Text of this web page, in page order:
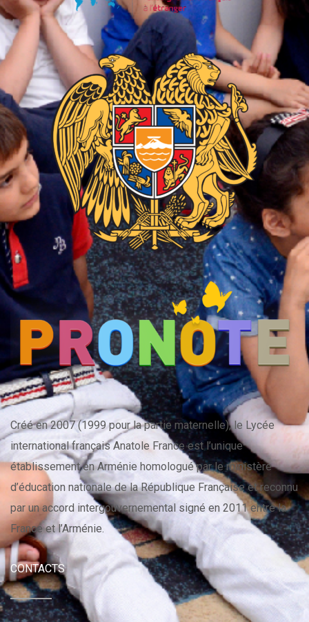
Créé en 2007 (1999 pour la partie maternelle), le Lycée
international français Anatole France est l’unique
établissement en Arménie homologué par le ministère
d’éducation nationale de la République Française et reconnu
par un accord intergouvernemental signé en 2011 entre la
France et l’Arménie.
CONTACTS